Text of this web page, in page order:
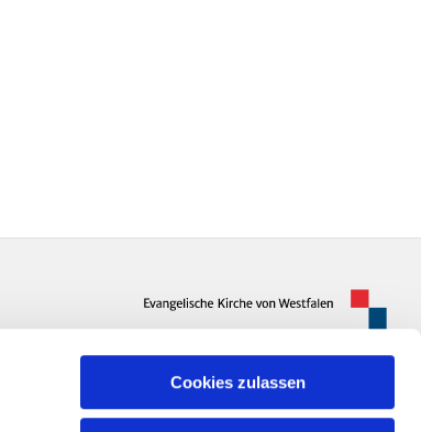
Cookies zulassen